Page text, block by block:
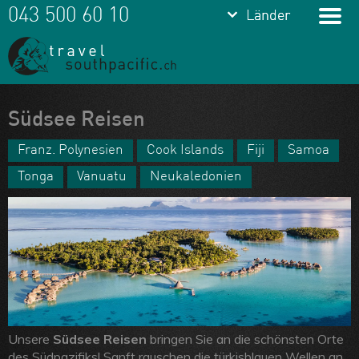
Meine Favoriten
Team
Über uns
Feedbacks
Kontakt
ARVB
keyboard_arrow_down Länder
Fiji
Samoa
Tonga
Vanuatu
Neukaledonien
keyboard_arrow_down Länder
043 500 60 10
Südsee Reisen
Franz. Polynesien Cook Islands Fiji
Samoa
Tonga
Vanuatu Neukaledonien
Unsere Südsee Reisen bringen Sie an die schönsten Orte